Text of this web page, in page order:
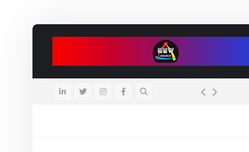
تعیین اهداف سرمایه‌گذاری تیر ۳۱, ۱۴۰۵